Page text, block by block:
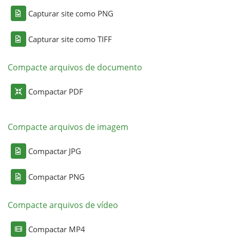
Capturar site como PNG
Capturar site como TIFF
Compacte arquivos de documento
Compactar PDF
Compacte arquivos de imagem
Compactar JPG
Compactar PNG
Compacte arquivos de vídeo
Compactar MP4